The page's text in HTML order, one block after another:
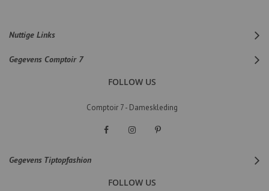
Nuttige Links
Gegevens Comptoir 7
FOLLOW US
Comptoir 7 - Dameskleding
Gegevens Tiptopfashion
FOLLOW US